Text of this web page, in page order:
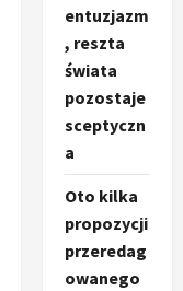
entuzjazm
, reszta
świata
pozostaje
sceptyczn
a
Oto kilka
propozycji
przeredag
owanego